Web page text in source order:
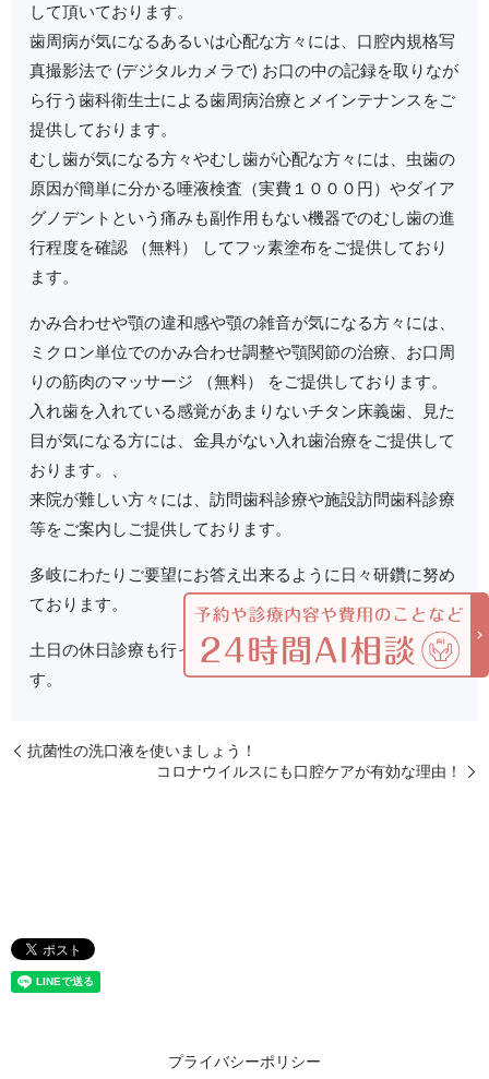
して頂いております。
歯周病が気になるあるいは心配な方々には、口腔内規格写
真撮影法で (デジタルカメラで) お口の中の記録を取りなが
ら行う歯科衛生士による歯周病治療とメインテナンスをご
提供しております。
むし歯が気になる方々やむし歯が心配な方々には、虫歯の
原因が簡単に分かる唾液検査（実費１０００円）やダイア
グノデントという痛みも副作用もない機器でのむし歯の進
行程度を確認 （無料） してフッ素塗布をご提供しており
ます。
かみ合わせや顎の違和感や顎の雑音が気になる方々には、
ミクロン単位でのかみ合わせ調整や顎関節の治療、お口周
りの筋肉のマッサージ （無料） をご提供しております。
入れ歯を入れている感覚があまりないチタン床義歯、見た
目が気になる方には、金具がない入れ歯治療をご提供して
おります。、
来院が難しい方々には、訪問歯科診療や施設訪問歯科診療
等をご案内しご提供しております。
多岐にわたりご要望にお答え出来るように日々研鑽に努め
ております。
土日の休日診療も行っております。 宜しくお願い致しま
す。
抗菌性の洗口液を使いましょう！
コロナウイルスにも口腔ケアが有効な理由！
プライバシーポリシー